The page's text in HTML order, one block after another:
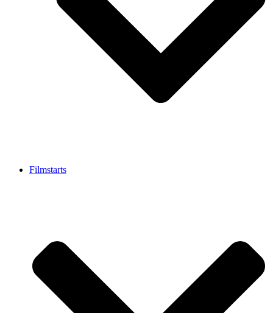
Filmstarts